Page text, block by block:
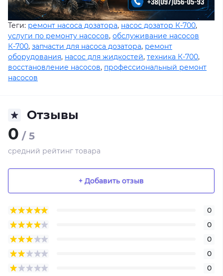
Теги: ремонт насоса дозатора, насос дозатор К-700,
услуги по ремонту насосов, обслуживание насосов
К-700, запчасти для насоса дозатора, ремонт
оборудования, насос для жидкостей, техника К-700,
восстановление насосов, профессиональный ремонт
насосов
Отзывы
0 / 5
средний рейтинг товара
+ Добавить отзыв
0
0
0
0
0